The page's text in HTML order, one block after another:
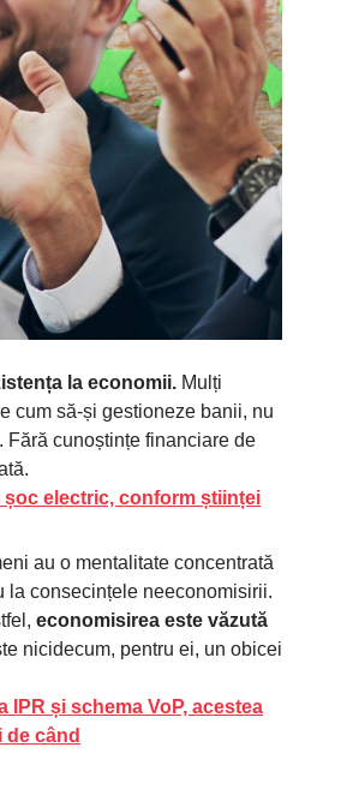
la economii. Mulți
cum să-și gestioneze banii, nu
Fără cunoștințe financiare de
electric, conform științei
au o mentalitate concentrată
la consecințele neeconomisirii.
economisirea este văzută
nicidecum, pentru ei, un obicei
și schema VoP, acestea
de când